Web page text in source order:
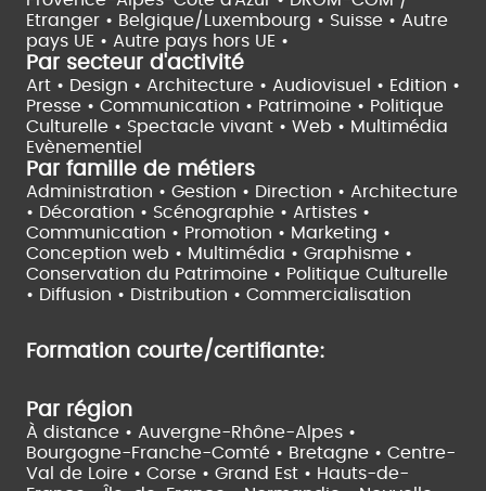
Etranger • Belgique/Luxembourg • Suisse • Autre
pays UE • Autre pays hors UE •
Par secteur d'activité
Art • Design • Architecture • Audiovisuel • Edition •
Presse • Communication • Patrimoine • Politique
Culturelle • Spectacle vivant • Web • Multimédia
Evènementiel
Par famille de métiers
Administration • Gestion • Direction • Architecture
• Décoration • Scénographie • Artistes •
Communication • Promotion • Marketing •
Conception web • Multimédia • Graphisme •
Conservation du Patrimoine • Politique Culturelle
• Diffusion • Distribution • Commercialisation
Formation courte/certifiante:
Par région
À distance • Auvergne-Rhône-Alpes •
Bourgogne-Franche-Comté • Bretagne • Centre-
Val de Loire • Corse • Grand Est • Hauts-de-